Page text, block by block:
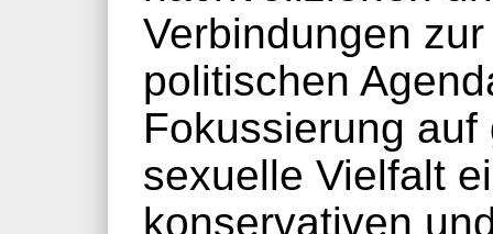
Verbindungen
politischen
Fokussierung
sexuelle Vielfalt
konservativen